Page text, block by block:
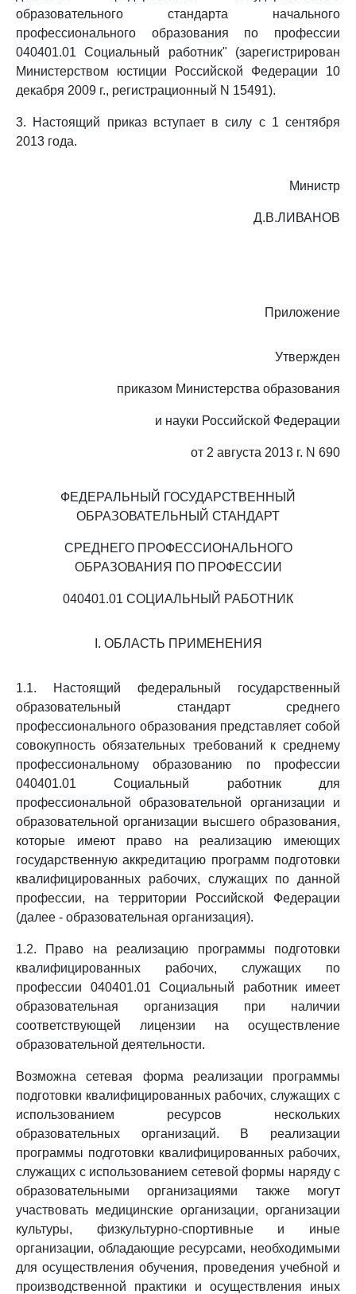
образовательного стандарта начального
профессионального образования по профессии
040401.01 Социальный работник" (зарегистрирован
Министерством юстиции Российской Федерации 10
декабря 2009 г., регистрационный N 15491).
3. Настоящий приказ вступает в силу с 1 сентября
2013 года.
Министр
Д.В.ЛИВАНОВ
Приложение
Утвержден
приказом Министерства образования
и науки Российской Федерации
от 2 августа 2013 г. N 690
ФЕДЕРАЛЬНЫЙ ГОСУДАРСТВЕННЫЙ
ОБРАЗОВАТЕЛЬНЫЙ СТАНДАРТ
СРЕДНЕГО ПРОФЕССИОНАЛЬНОГО
ОБРАЗОВАНИЯ ПО ПРОФЕССИИ
040401.01 СОЦИАЛЬНЫЙ РАБОТНИК
I. ОБЛАСТЬ ПРИМЕНЕНИЯ
1.1. Настоящий федеральный государственный
образовательный стандарт среднего
профессионального образования представляет собой
совокупность обязательных требований к среднему
профессиональному образованию по профессии
040401.01 Социальный работник для
профессиональной образовательной организации и
образовательной организации высшего образования,
которые имеют право на реализацию имеющих
государственную аккредитацию программ подготовки
квалифицированных рабочих, служащих по данной
профессии, на территории Российской Федерации
(далее - образовательная организация).
1.2. Право на реализацию программы подготовки
квалифицированных рабочих, служащих по
профессии 040401.01 Социальный работник имеет
образовательная организация при наличии
соответствующей лицензии на осуществление
образовательной деятельности.
Возможна сетевая форма реализации программы
подготовки квалифицированных рабочих, служащих с
использованием ресурсов нескольких
образовательных организаций. В реализации
программы подготовки квалифицированных рабочих,
служащих с использованием сетевой формы наряду с
образовательными организациями также могут
участвовать медицинские организации, организации
культуры, физкультурно-спортивные и иные
организации, обладающие ресурсами, необходимыми
для осуществления обучения, проведения учебной и
производственной практики и осуществления иных